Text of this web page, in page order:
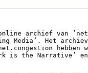
archief van
Media’. Het
hebben
is the Narrative’ en